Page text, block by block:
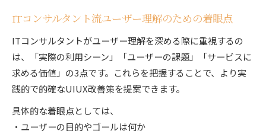
ITコンサルタント流ユーザー理解のための着眼点
ITコンサルタントがユーザー理解を深める際に重視するの
は、「実際の利用シーン」「ユーザーの課題」「サービスに
求める価値」の3点です。これらを把握することで、より実
践的で的確なUIUX改善策を提案できます。
具体的な着眼点としては、
・ユーザーの目的やゴールは何か